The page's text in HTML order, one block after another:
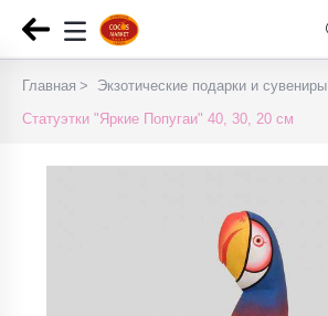
Главная
Экзотические подарки и сувениры
Статуэтки "Яркие Попугаи" 40, 30, 20 см